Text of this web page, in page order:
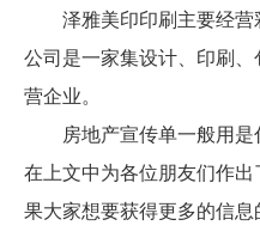
泽雅美印印刷主要经营
公司是一家集设计、印刷
营企业。
房地产宣传单一般用是
在上文中为各位朋友们作
果大家想要获得更多的信息